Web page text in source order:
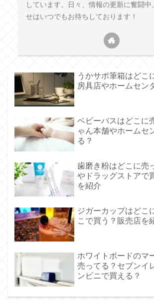
しています。日々、情報の更新に奮闘中
せはいつでもお待ちしております！
うかサポ筆箱はどこ
房具店やホームセン
ベビーバスはどこに
ゃん本舗やホームセ
る？
歯磨き粉はどこに売
やドラッグストアで
を紹介
ジガーカップはどこ
こで買う？販売店を
ホワイトボードのマ
売ってる？セブンイ
ンビニで買える？